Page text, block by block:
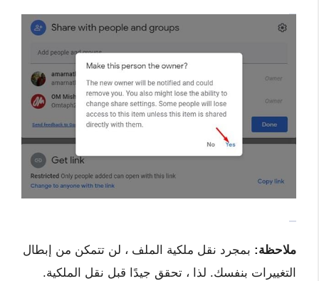
ملاحظة: بمجرد نقل ملكية الملف ، لن تتمكن من إبطال
التغييرات بنفسك. لذا ، تحقق جيدًا قبل نقل الملكية.